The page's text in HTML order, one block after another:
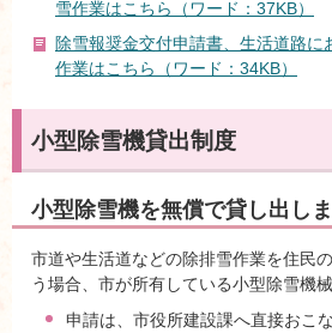
雪作業はこちら（ワード：37KB）
除雪報奨金交付申請書、生活道路に
作業はこちら（ワード：34KB）
小型除雪機貸出制度
小型除雪機を無償で貸し出し
市道や生活道などの除排雪作業を住民
う場合、市が所有している小型除雪機
申請は、市役所建設課へ直接おこ